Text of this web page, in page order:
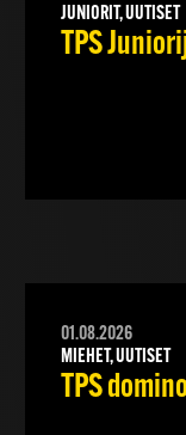
JUNIORIT, UUTISET
TPS
01.08.2026
MIEHET, UUTISET
TPS